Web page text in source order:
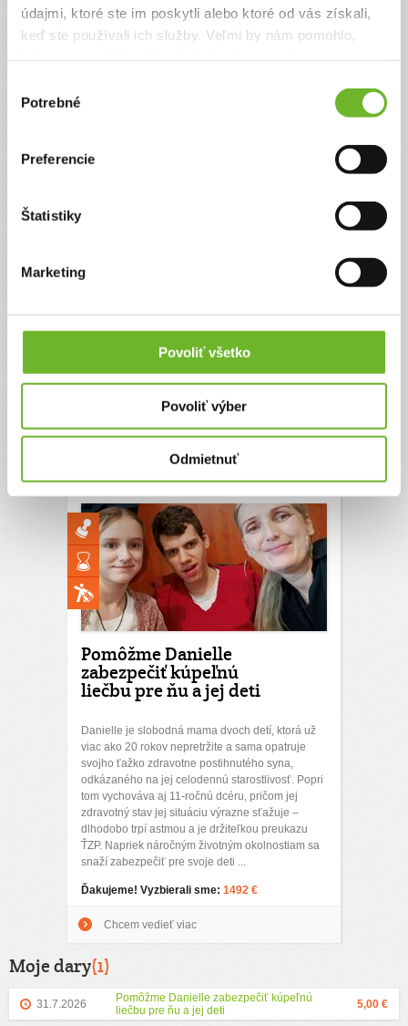
údajmi, ktoré ste im poskytli alebo ktoré od vás získali,
keď ste používali ich služby. Veľmi by nám pomohlo,
súhlasu
Potrebné
Preferencie
Štatistiky
Marketing
Povoliť všetko
Povoliť výber
Odmietnuť
Ďakujeme! Vyzbierali sme:1451 €
Chcem vedieť viac
v Spišskej Novej Vsi, pri ktorom zahynula moja 87
ročná svokra.
Chcem vedieť viac
Výzvy, ktoré som podporil(1)
Pomôžme Danielle
zabezpečiť kúpeľnú
liečbu pre ňu a jej deti
Danielle je slobodná mama dvoch detí, ktorá už
viac ako 20 rokov nepretržite a sama opatruje
svojho ťažko zdravotne postihnutého syna,
odkázaného na jej celodennú starostlivosť. Popri
tom vychováva aj 11-ročnú dcéru, pričom jej
zdravotný stav jej situáciu výrazne sťažuje –
dlhodobo trpí astmou a je držiteľkou preukazu
ŤZP. Napriek náročným životným okolnostiam sa
snaží zabezpečiť pre svoje deti ...
Ďakujeme! Vyzbierali sme: 1492 €
Chcem vedieť viac
Moje dary(1)
31.7.2026
Pomôžme Danielle zabezpečiť kúpeľnú
liečbu pre ňu a jej deti
5,00 €